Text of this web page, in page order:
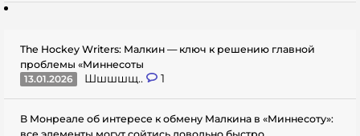
The Hockey Writers: Малкин — ключ к решению главной
проблемы «Миннесоты
13.01.2026
Шшшшщ.. 1
В Монреале об интересе к обмену Малкина в «Миннесоту»: